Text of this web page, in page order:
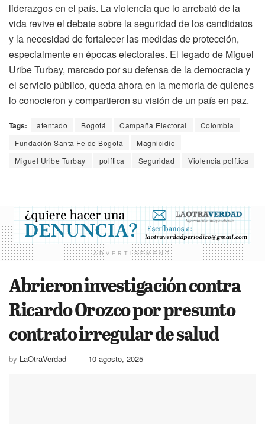
liderazgos en el país. La violencia que lo arrebató de la
vida revive el debate sobre la seguridad de los candidatos
y la necesidad de fortalecer las medidas de protección,
especialmente en épocas electorales. El legado de Miguel
Uribe Turbay, marcado por su defensa de la democracia y
el servicio público, queda ahora en la memoria de quienes
lo conocieron y compartieron su visión de un país en paz.
Tags: atentado Bogotá Campaña Electoral
Colombia
Fundación Santa Fe de Bogotá
Magnicidio
Miguel Uribe Turbay
política Seguridad Violencia política
ADVERTISEMENT
Abrieron investigación contra
Ricardo Orozco por presunto
contrato irregular de salud
by LaOtraVerdad 10 agosto, 2025